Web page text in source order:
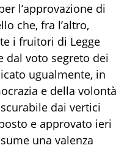
l’approvazione di
che, fra l’altro,
i fruitori di Legge
dal voto segreto dei
ugualmente, in
e della volontà
dai vertici
e approvato ieri
una valenza